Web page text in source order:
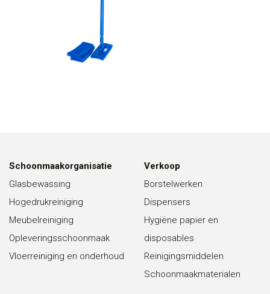
Schoonmaakorganisatie
Glasbewassing
Hogedrukreiniging
Meubelreiniging
Opleveringsschoonmaak
Vloerreiniging en onderhoud
Verkoop
Borstelwerken
Dispensers
Hygiëne papier en
disposables
Reinigingsmiddelen
Schoonmaakmaterialen